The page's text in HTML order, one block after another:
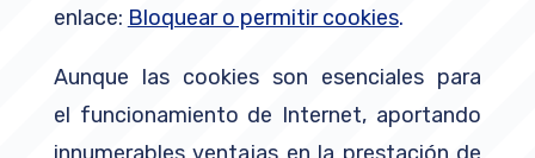
enlace: Bloquear o permitir cookies.
Aunque las cookies son esenciales para
el funcionamiento de Internet, aportando